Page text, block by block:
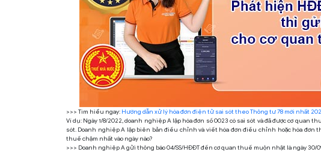
>>> Tìm hiểu ngay: Hướng dẫn xử lý hóa đơn điện tử sai sót theo Thông tư 78 mới nhất
Ví dụ: Ngày 1/8/2022, doanh nghiệp A lập hóa đơn số 0023 có sai sót và đã được cơ quan
sót. Doanh nghiệp A lập biên bản điều chỉnh và viết hóa đơn điều chỉnh hoặc hóa đơn
thuế chậm nhất vào ngày nào?
>>> Doanh nghiệp A gửi thông báo 04/SS/HĐĐT đến cơ quan thuế muộn nhật là ngày